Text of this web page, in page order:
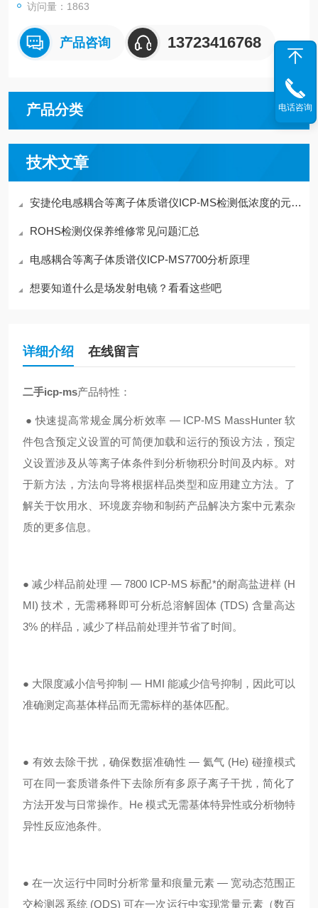
访问量：1863
产品咨询 13723416768
产品分类
技术文章
安捷伦电感耦合等离子体质谱仪ICP-MS检测低浓度的元素方法分析
ROHS检测仪保养维修常见问题汇总
电感耦合等离子体质谱仪ICP-MS7700分析原理
想要知道什么是场发射电镜？看看这些吧
详细介绍 在线留言
二手icp-ms产品特性：
● 快速提高常规金属分析效率 — ICP-MS MassHunter 软
件包含预定义设置的可简便加载和运行的预设方法，预定
义设置涉及从等离子体条件到分析物积分时间及内标。对
于新方法，方法向导将根据样品类型和应用建立方法。了
解关于饮用水、环境废弃物和制药产品解决方案中元素杂
质的更多信息。
● 减少样品前处理 — 7800 ICP-MS 标配*的耐高盐进样 (H
MI) 技术，无需稀释即可分析总溶解固体 (TDS) 含量高达
3% 的样品，减少了样品前处理并节省了时间。
● 大限度减小信号抑制 — HMI 能减少信号抑制，因此可以
准确测定高基体样品而无需标样的基体匹配。
● 有效去除干扰，确保数据准确性 — 氦气 (He) 碰撞模式
可在同一套质谱条件下去除所有多原子离子干扰，简化了
方法开发与日常操作。He 模式无需基体特异性或分析物特
异性反应池条件。
● 在一次运行中同时分析常量和痕量元素 — 宽动态范围正
交检测器系统 (ODS) 可在一次运行中实现常量元素（数百
电话咨询